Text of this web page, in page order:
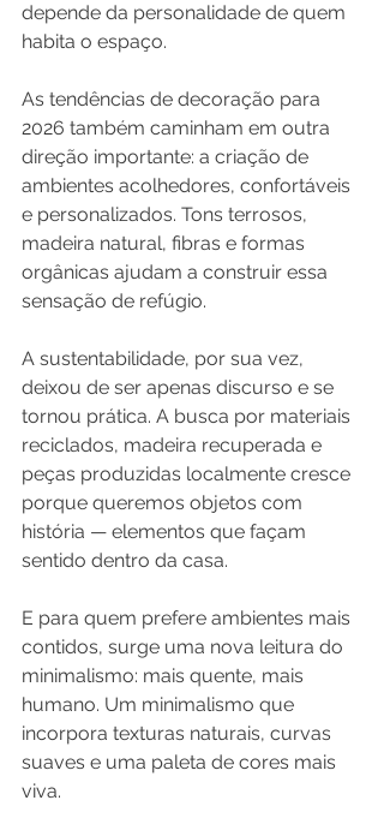
depende da personalidade de quem
habita o espaço.
As tendências de decoração para
2026 também caminham em outra
direção importante: a criação de
ambientes acolhedores, confortáveis
e personalizados. Tons terrosos,
madeira natural, fibras e formas
orgânicas ajudam a construir essa
sensação de refúgio.
A sustentabilidade, por sua vez,
deixou de ser apenas discurso e se
tornou prática. A busca por materiais
reciclados, madeira recuperada e
peças produzidas localmente cresce
porque queremos objetos com
história — elementos que façam
sentido dentro da casa.
E para quem prefere ambientes mais
contidos, surge uma nova leitura do
minimalismo: mais quente, mais
humano. Um minimalismo que
incorpora texturas naturais, curvas
suaves e uma paleta de cores mais
viva.